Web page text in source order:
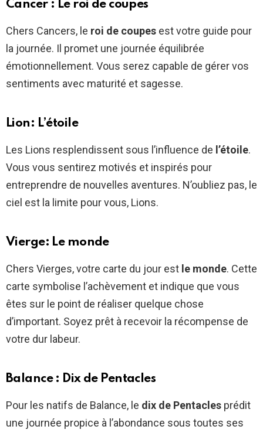
Cancer : Le roi de coupes
Chers Cancers, le roi de coupes est votre guide pour
la journée. Il promet une journée équilibrée
émotionnellement. Vous serez capable de gérer vos
sentiments avec maturité et sagesse.
Lion: L’étoile
Les Lions resplendissent sous l’influence de l’étoile.
Vous vous sentirez motivés et inspirés pour
entreprendre de nouvelles aventures. N’oubliez pas, le
ciel est la limite pour vous, Lions.
Vierge: Le monde
Chers Vierges, votre carte du jour est le monde. Cette
carte symbolise l’achèvement et indique que vous
êtes sur le point de réaliser quelque chose
d’important. Soyez prêt à recevoir la récompense de
votre dur labeur.
Balance : Dix de Pentacles
Pour les natifs de Balance, le dix de Pentacles prédit
une journée propice à l’abondance sous toutes ses